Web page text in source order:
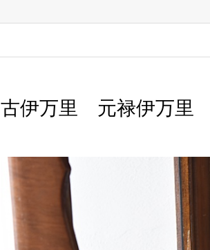
古伊万里 元禄伊万